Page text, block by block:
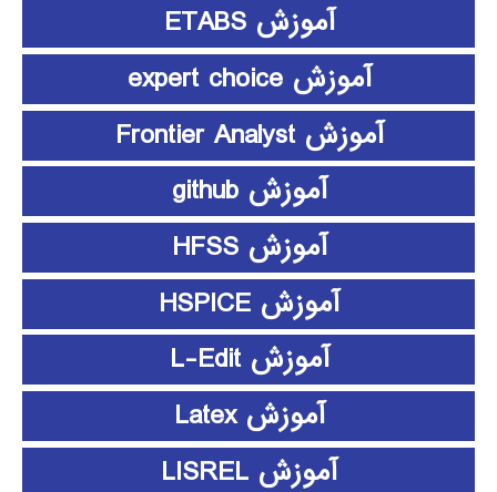
آموزش ETABS
آموزش expert choice
آموزش Frontier Analyst
آموزش github
آموزش HFSS
آموزش HSPICE
آموزش L-Edit
آموزش Latex
آموزش LISREL